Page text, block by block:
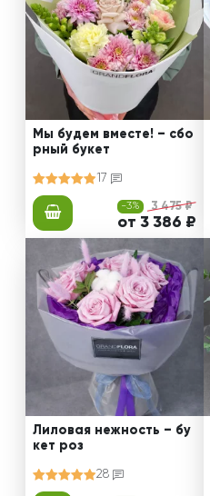
Мы будем вместе! – сбо
рный букет
17
-3% 3 475 ₽
от 3 386 ₽
Лиловая нежность – бу
кет роз
28